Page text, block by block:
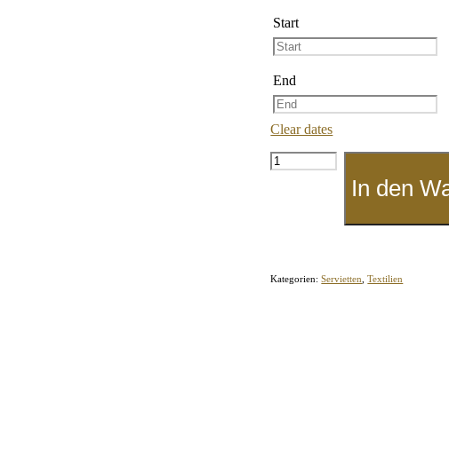
Start
End
Clear dates
Stoff-
Serviette
In den
Kategorien:Servietten ,Textilien